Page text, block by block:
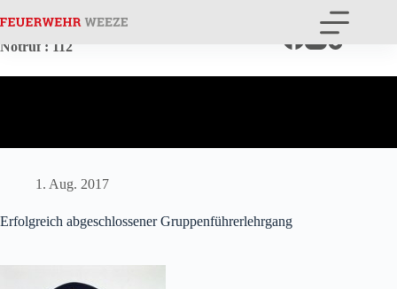
Inhalt
Notruf : 112
1. Aug. 2017
Erfolgreich abgeschlossener Gruppenführerlehrgang